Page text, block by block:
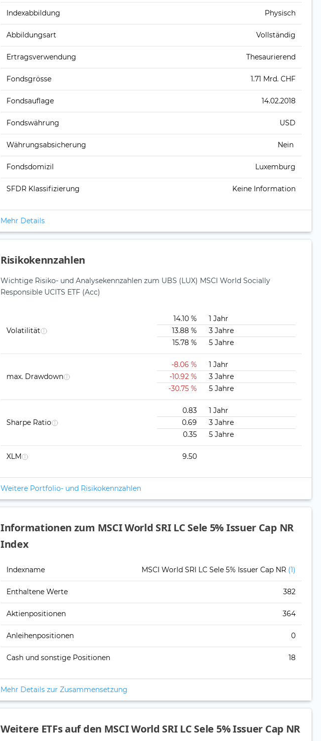
Index­abbildung Physisch
Abbildungs­art Vollständig
Ertrags­verwendung Thesaurierend
Fonds­grösse 1.71 Mrd. CHF
Fonds­auflage 14.02.2018
Fonds­währung USD
Währungsabsicherung Nein
Fondsdomizil Luxemburg
SFDR Klassifizierung Keine Information
Mehr Details
Risikokennzahlen
Wichtige Risiko- und Analysekennzahlen zum UBS (LUX) MSCI World Socially
Responsible UCITS ETF (Acc)
Volatilität
14.10 %
1 Jahr
13.88 %
3 Jahre
15.78 %
5 Jahre
max. Drawdown
-8.06 %
1 Jahr
-10.92 %
3 Jahre
-30.75 %
5 Jahre
Sharpe Ratio
0.83
1 Jahr
0.69
3 Jahre
0.35
5 Jahre
XLM 9.50
Weitere Portfolio- und Risikokennzahlen
Informationen zum MSCI World SRI LC Sele 5% Issuer Cap NR
Index
Indexname MSCI World SRI LC Sele 5% Issuer Cap NR (1)
Enthaltene Werte 382
Aktienpositionen 364
Anleihenpositionen 0
Cash und sonstige Positionen 18
Mehr Details zur Zusammensetzung
Weitere ETFs auf den MSCI World SRI LC Sele 5% Issuer Cap NR